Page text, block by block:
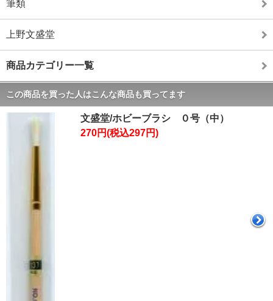
筆類
上野文盛堂
商品カテゴリー一覧
この商品を買った人はこんな商品も買ってます
文盛堂/ホビーブラシ ０号（中）
270円(税込297円)